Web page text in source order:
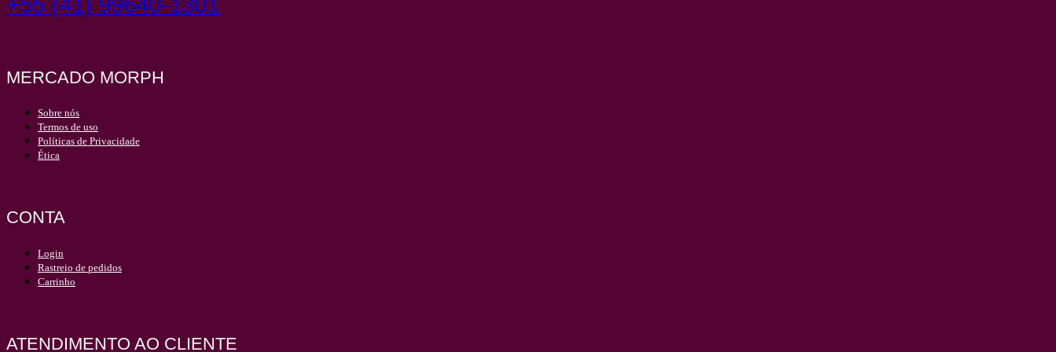
+55 (41) 99640-1301
MERCADO MORPH
Sobre nós
Termos de uso
Políticas de Privacidade
Ética
CONTA
Login
Rastreio de pedidos
Carrinho
ATENDIMENTO AO CLIENTE